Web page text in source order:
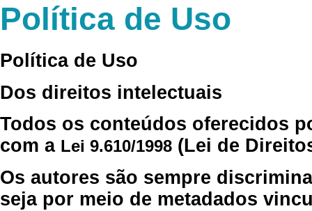
Política de Uso
Política de Uso
Dos direitos intelectuais
Todos os conteúdos oferecidos
com a Lei 9.610/1998 (Lei de
Os autores são sempre
seja por meio de metadados